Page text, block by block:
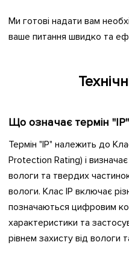
Ми готові надати вам
ваше питання швидко та
Що означає термін
Термін "IP" належить до
Protection Rating) і
вологи та твердих
вологи. Клас IP включає
позначаються цифровим
характеристики та
рівнем захисту від вологи